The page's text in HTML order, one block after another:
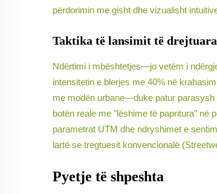
përdorimin me gisht dhe vizualisht
Taktika të lansimit të
Ndërtimi i mbështetjes—jo vetëm i
intensitetin e blerjes me 40% në
me modën urbane—duke patur
botën reale me "lëshime të papritura" në
parametrat UTM dhe ndryshimet e
lartë se tregtuesit konvencionalë
Pyetje të shpeshta